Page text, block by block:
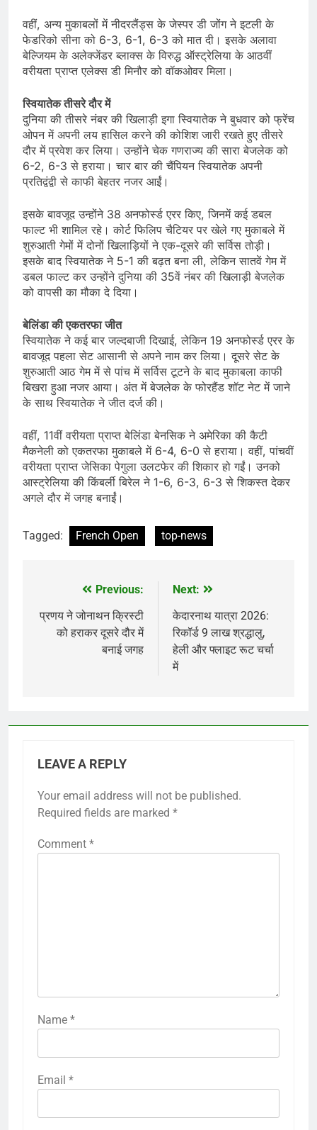
वहीं, अन्य मुकाबलों में नीदरलैंड्स के जेस्पर डी जोंग ने इटली के
फेडरिको सीना को 6-3, 6-1, 6-3 को मात दी। इसके अलावा
बेल्जियम के अलेक्जेंडर ब्लाक्स के विरुद्ध ऑस्ट्रेलिया के आठवीं
वरीयता प्राप्त एलेक्स डी मिनौर को वॉकओवर मिला।
स्वियातेक तीसरे दौर में
दुनिया की तीसरे नंबर की खिलाड़ी इगा स्वियातेक ने बुधवार को फ्रेंच
ओपन में अपनी लय हासिल करने की कोशिश जारी रखते हुए तीसरे
दौर में प्रवेश कर लिया। उन्होंने चेक गणराज्य की सारा बेजलेक को
6-2, 6-3 से हराया। चार बार की चैंपियन स्वियातेक अपनी
प्रतिद्वंद्वी से काफी बेहतर नजर आईं।
इसके बावजूद उन्होंने 38 अनफोर्स्ड एरर किए, जिनमें कई डबल
फाल्ट भी शामिल रहे। कोर्ट फिलिप चैटियर पर खेले गए मुकाबले में
शुरुआती गेमों में दोनों खिलाड़ियों ने एक-दूसरे की सर्विस तोड़ी।
इसके बाद स्वियातेक ने 5-1 की बढ़त बना ली, लेकिन सातवें गेम में
डबल फाल्ट कर उन्होंने दुनिया की 35वें नंबर की खिलाड़ी बेजलेक
को वापसी का मौका दे दिया।
बेलिंडा की एकतरफा जीत
स्वियातेक ने कई बार जल्दबाजी दिखाई, लेकिन 19 अनफोर्स्ड एरर के
बावजूद पहला सेट आसानी से अपने नाम कर लिया। दूसरे सेट के
शुरुआती आठ गेम में से पांच में सर्विस टूटने के बाद मुकाबला काफी
बिखरा हुआ नजर आया। अंत में बेजलेक के फोरहैंड शॉट नेट में जाने
के साथ स्वियातेक ने जीत दर्ज की।
वहीं, 11वीं वरीयता प्राप्त बेलिंडा बेनसिक ने अमेरिका की कैटी
मैकनेली को एकतरफा मुकाबले में 6-4, 6-0 से हराया। वहीं, पांचवीं
वरीयता प्राप्त जेसिका पेगुला उलटफेर की शिकार हो गईं। उनको
आस्ट्रेलिया की किंबर्ली बिरेल ने 1-6, 6-3, 6-3 से शिकस्त देकर
अगले दौर में जगह बनाईं।
Tagged: French Open top-news
navigation
Previous:
प्रणय ने जोनाथन क्रिस्टी
को हराकर दूसरे दौर में
बनाई जगह
Next:
केदारनाथ यात्रा 2026:
रिकॉर्ड 9 लाख श्रद्धालु,
हेली और फ्लाइट रूट चर्चा
में
LEAVE A REPLY
Your email address will not be published.
Required fields are marked *
Comment *
Name *
Email *